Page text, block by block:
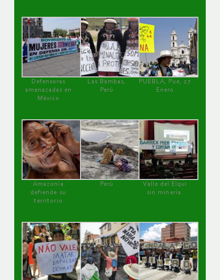
Defensoras
amenazadas en
México
Las Bambas,
Perú
PUEBLA, Pue, 27
Enero
Amazonía
defiende su
territorio
Perú
Valle del Elqui
sin minería.